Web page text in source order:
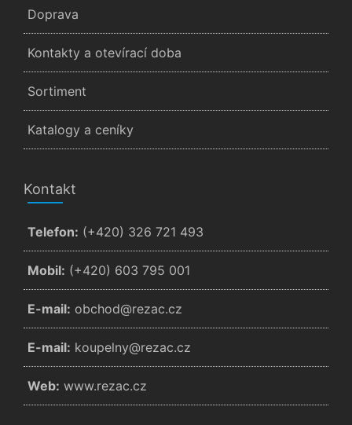
Doprava
Kontakty a otevírací doba
Sortiment
Katalogy a ceníky
Kontakt
Telefon: (+420) 326 721 493
Mobil: (+420) 603 795 001
E-mail: zc.cazer@dohcbo
E-mail: zc.cazer@ynlepuok
Web: www.rezac.cz